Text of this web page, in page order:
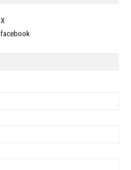
X
facebook